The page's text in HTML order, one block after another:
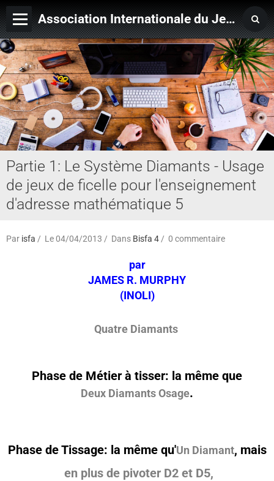
Association Internationale du Jeu de Ficelle
Page d'accueil
Derniers ajouts
Partie 1: Le Système Diamants - Usage
de jeux de ficelle pour l'enseignement
d'adresse mathématique 5
Par isfa Le 04/04/2013 Dans Bisfa 4 0 commentaire
par
JAMES R. MURPHY
(INOLI)
Quatre Diamants
Phase de Métier à tisser: la même que
Deux Diamants Osage.
Phase de Tissage: la même qu'Un Diamant, mais
en plus de pivoter D2 et D5,